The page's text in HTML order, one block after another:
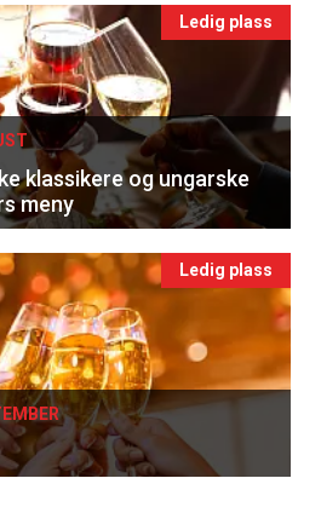
Ledig plass
klassikere og ungarske
meny
Ledig plass